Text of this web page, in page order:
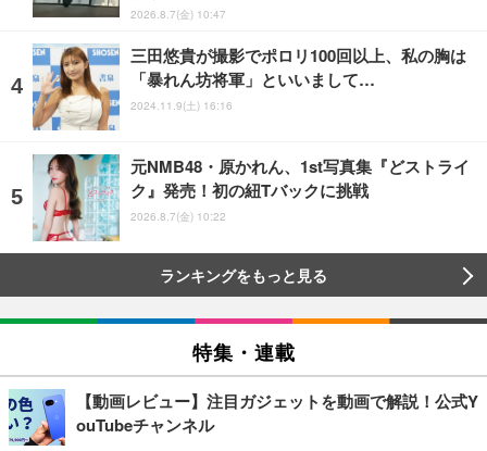
2026.8.7(金) 10:47
三田悠貴が撮影でポロリ100回以上、私の胸は
「暴れん坊将軍」といいまして…
2024.11.9(土) 16:16
元NMB48・原かれん、1st写真集『どストライ
ク』発売！初の紐Tバックに挑戦
2026.8.7(金) 10:22
ランキングをもっと見る
特集・連載
【動画レビュー】注目ガジェットを動画で解説！公式Y
ouTubeチャンネル